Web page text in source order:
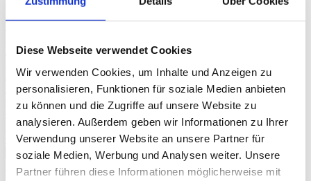
Diese Webseite verwendet Cookies
Wir verwenden Cookies, um Inhalte und Anzeigen zu
personalisieren, Funktionen für soziale Medien anbieten
zu können und die Zugriffe auf unsere Website zu
analysieren. Außerdem geben wir Informationen zu Ihrer
Verwendung unserer Website an unsere Partner für
soziale Medien, Werbung und Analysen weiter. Unsere
Partner führen diese Informationen möglicherweise mit
Planung & Design
Journal
Presse▾
ORF NÖ BerichtTV-Beitrag: Spezialist für Leitzentralen Fachartikel
Produktportfolio auf einen Blick
Über uns
KI
Beratung anfragen→
Start
Schlagwort: Monitoring Leitstand